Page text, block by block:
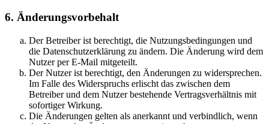
6. Änderungsvorbehalt
Der Betreiber ist berechtigt, die Nutzungsbedingungen und
die Datenschutzerklärung zu ändern. Die Änderung wird dem
Nutzer per E-Mail mitgeteilt.
Der Nutzer ist berechtigt, den Änderungen zu widersprechen.
Im Falle des Widerspruchs erlischt das zwischen dem
Betreiber und dem Nutzer bestehende Vertragsverhältnis mit
sofortiger Wirkung.
Die Änderungen gelten als anerkannt und verbindlich, wenn